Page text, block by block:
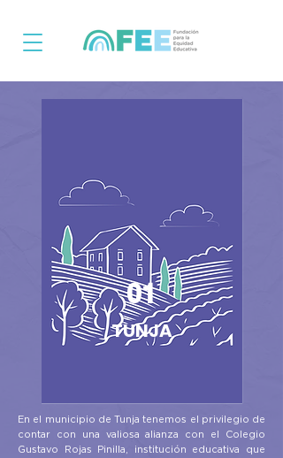
01
TUNJA
En el municipio de Tunja tenemos el privilegio de
contar con una valiosa alianza con el Colegio
Gustavo Rojas Pinilla, institución educativa que